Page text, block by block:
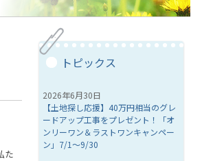
た
トピックス
2026年6月30日
【土地探し応援】40万円相当のグレ
ードアップ工事をプレゼント！「オ
ンリーワン＆ラストワンキャンペー
ン」7/1～9/30